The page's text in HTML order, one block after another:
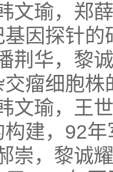
文瑜，郑
基因探针
荆华，黎
瘤细胞
文瑜，王
建，92
崇，黎诚